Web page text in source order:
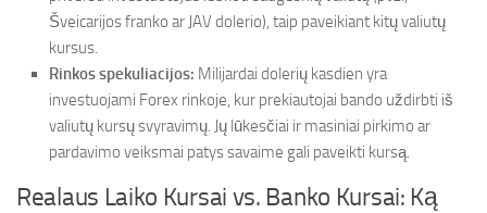
Šveicarijos franko ar JAV dolerio), taip paveikiant kitų valiutų
kursus.
Rinkos spekuliacijos: Milijardai dolerių kasdien yra
investuojami Forex rinkoje, kur prekiautojai bando uždirbti iš
valiutų kursų svyravimų. Jų lūkesčiai ir masiniai pirkimo ar
pardavimo veiksmai patys savaime gali paveikti kursą.
Realaus Laiko Kursai vs. Banko Kursai: Ką